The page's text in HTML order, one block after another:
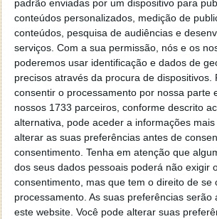
padrão enviadas por um dispositivo para
conteúdos personalizados, medição de
conteúdos, pesquisa de audiências e
serviços. Com a sua permissão, nós e os
poderemos usar identificação e dados de
precisos através da procura de dispositivos.
consentir o processamento por nossa parte
nossos 1733 parceiros, conforme descrito
alternativa, pode aceder a informações
alterar as suas preferências antes de
consentimento. Tenha em atenção que
dos seus dados pessoais poderá não exigir
consentimento, mas que tem o direito de se
processamento. As suas preferências serão
este website. Você pode alterar suas
Como tenho referido em alguns
experiência que tenho adquirido no
virtualização, parece-me que neste
VirtualBox (na versão gratuita) é
Player em muitos aspectos.
Para quem pretender gerir
máquinas virtuais do Virtualbox
recorrer aophpVirtualBox.